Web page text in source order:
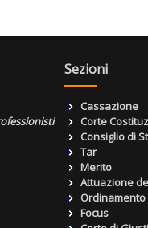
Sezioni
Cassazione
Corte
Consiglio di
Tar
Merito
Attuazione
Focus